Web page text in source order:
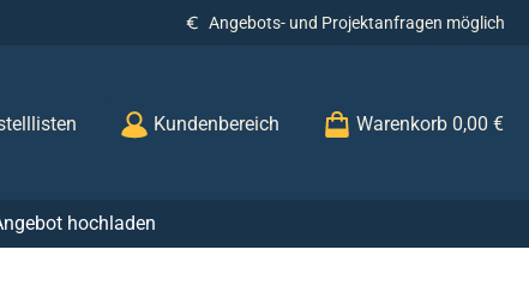
Angebots- und Projektanfragen möglich
Kundenbereich Warenkorb 0,00 €
hochladen